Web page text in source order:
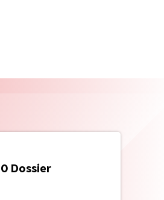
Dossier